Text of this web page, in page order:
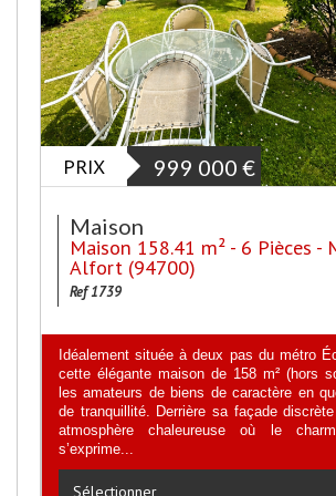
PRIX 999 000 €
Maison
Maison 158.41 m² - 6 Pièces -
Alfort (94700)
Ref 1739
Idéalement située à deux pas du métro
cette élégante maison de 158 m² (hors
les amateurs de biens de caractère en
de tranquillité. Derrière sa façade
atmosphère chaleureuse où le
s’exprime...
Sélectionner